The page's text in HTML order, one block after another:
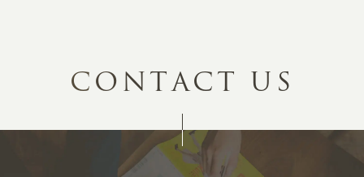
CONTACT US